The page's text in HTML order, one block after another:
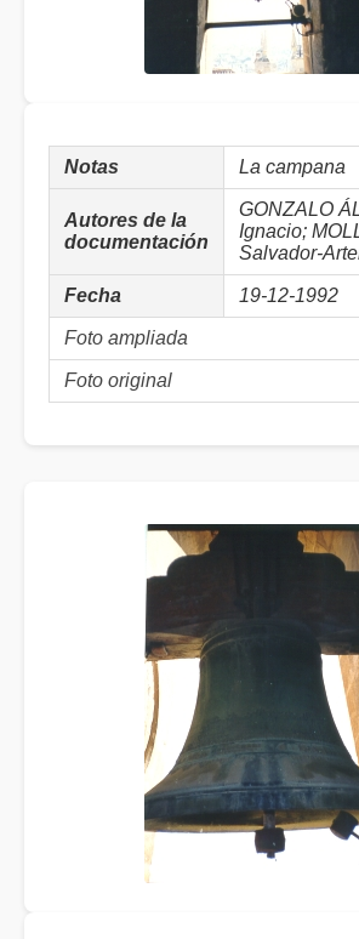
Notas La campana
Autores de la
documentación
GONZALO
Ignacio;
Salvador-
Fecha 19-12-1992
Foto ampliada
Foto original